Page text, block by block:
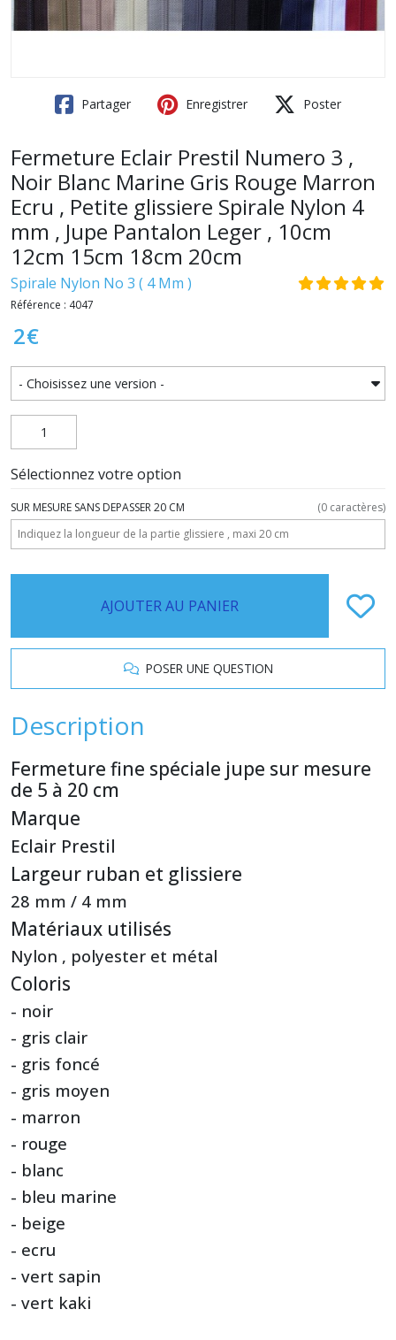
Partager Enregistrer Poster
Fermeture Eclair Prestil Numero 3 ,
Noir Blanc Marine Gris Rouge Marron
Ecru , Petite glissiere Spirale Nylon 4
mm , Jupe Pantalon Leger , 10cm
12cm 15cm 18cm 20cm
Spirale Nylon No 3 ( 4 Mm )
Référence : 4047
2€
Sélectionnez votre option
SUR MESURE SANS DEPASSER 20 CM (0 caractères)
AJOUTER AU PANIER
POSER UNE QUESTION
Description
Fermeture fine spéciale jupe sur mesure
de 5 à 20 cm
Marque
Eclair Prestil
Largeur ruban et glissiere
28 mm / 4 mm
Matériaux utilisés
Nylon , polyester et métal
Coloris
- noir
- gris clair
- gris foncé
- gris moyen
- marron
- rouge
- blanc
- bleu marine
- beige
- ecru
- vert sapin
- vert kaki